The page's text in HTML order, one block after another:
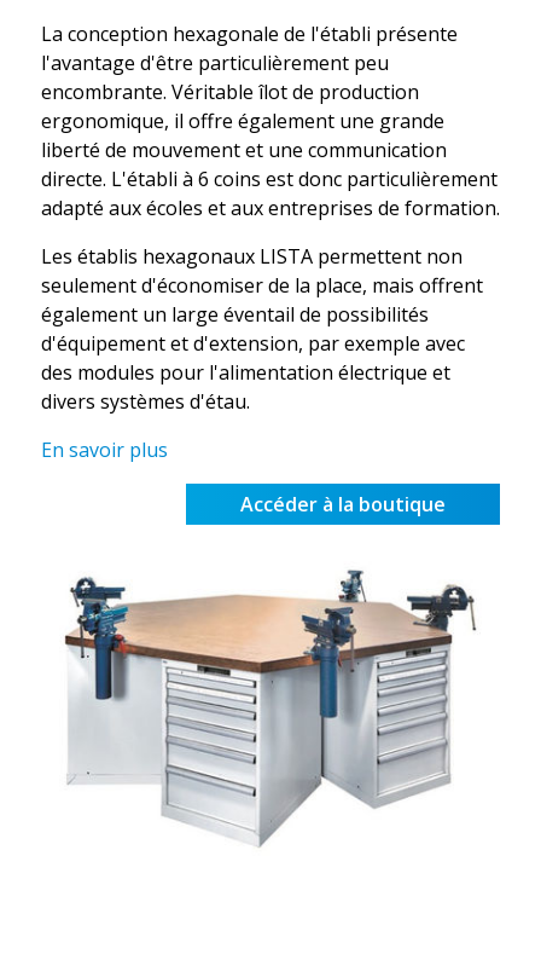
La conception hexagonale de l'établi présente
l'avantage d'être particulièrement peu
encombrante. Véritable îlot de production
ergonomique, il offre également une grande
liberté de mouvement et une communication
directe. L'établi à 6 coins est donc particulièrement
adapté aux écoles et aux entreprises de formation.
Les établis hexagonaux LISTA permettent non
seulement d'économiser de la place, mais offrent
également un large éventail de possibilités
d'équipement et d'extension, par exemple avec
des modules pour l'alimentation électrique et
divers systèmes d'étau.
En savoir plus
Accéder à la boutique